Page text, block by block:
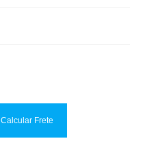
Calcular Frete